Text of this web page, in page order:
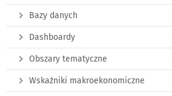
Bazy danych
Dashboardy
Obszary tematyczne
Wskaźniki makroekonomiczne